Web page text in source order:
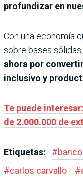
profundizar en
Con una economía
sobre bases
ahora por
inclusivo y
Te puede
de 2.000.000 de
Etiquetas: #
#carlos carvallo #